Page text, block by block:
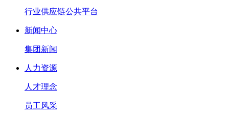
行业供应链公共平台
新闻中心
集团新闻
人力资源
人才理念
员工风采